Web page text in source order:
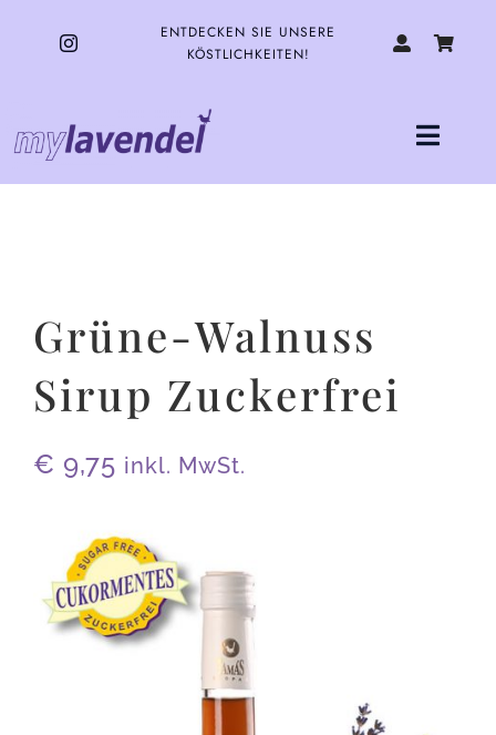
springen
ENTDECKEN SIE UNSERE
KÖSTLICHKEITEN!
Toggle
ÜBER UNS
KONTAKT
Grüne-Walnuss
Sirup Zuckerfrei
€ 9,75 inkl. MwSt.